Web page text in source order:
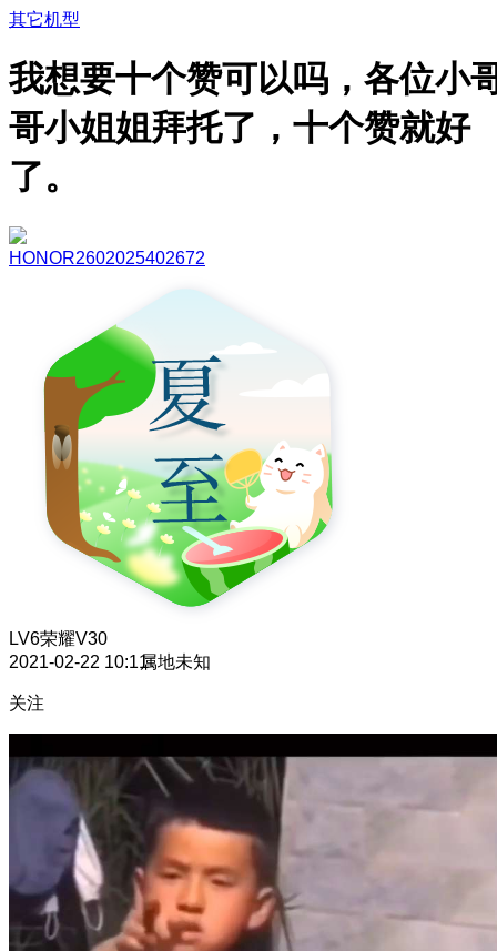
其它机型
我想要十个赞可以吗，各位小
哥小姐姐拜托了，十个赞就好
了。
HONOR2602025402672
LV6荣耀V30
2021-02-22 10:11属地未知
关注